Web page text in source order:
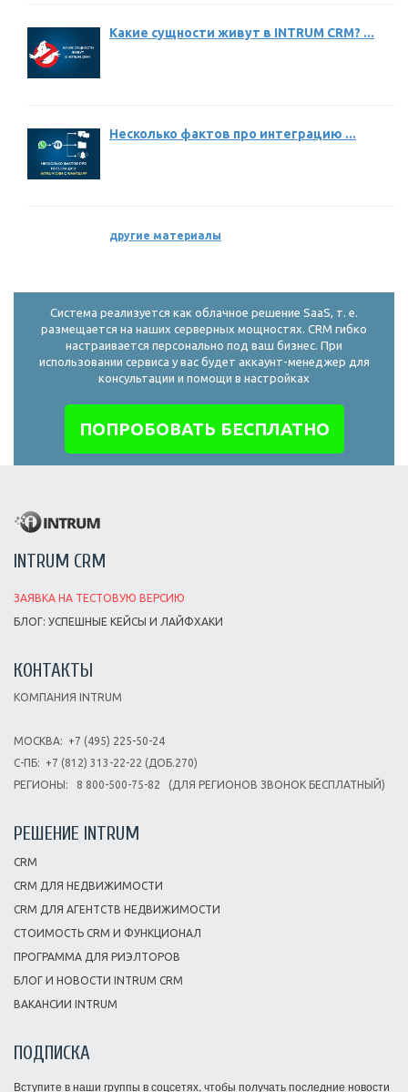
Какие сущности живут в INTRUM CRM? ...
Несколько фактов про интеграцию ...
другие материалы
Система реализуется как облачное решение SaaS, т. е.
размещается на наших серверных мощностях. CRM гибко
настраивается персонально под ваш бизнес. При
использовании сервиса у вас будет аккаунт-менеджер для
консультации и помощи в настройках
ПОПРОБОВАТЬ БЕСПЛАТНО
INTRUM CRM
ЗАЯВКА НА ТЕСТОВУЮ ВЕРСИЮ
БЛОГ: УСПЕШНЫЕ КЕЙСЫ И ЛАЙФХАКИ
КОНТАКТЫ
КОМПАНИЯ INTRUM
МОСКВА:
+7 (495) 225-50-24
С-ПБ:
+7 (812) 313-22-22 (ДОБ.270)
РЕГИОНЫ:
8 800-500-75-82 (ДЛЯ РЕГИОНОВ ЗВОНОК БЕСПЛАТНЫЙ)
РЕШЕНИЕ INTRUM
CRM
CRM ДЛЯ НЕДВИЖИМОСТИ
CRM ДЛЯ АГЕНТСТВ НЕДВИЖИМОСТИ
СТОИМОСТЬ CRM И ФУНКЦИОНАЛ
ПРОГРАММА ДЛЯ РИЭЛТОРОВ
БЛОГ И НОВОСТИ INTRUM CRM
ВАКАНСИИ INTRUM
ПОДПИСКА
Вступите в наши группы в соцсетях, чтобы получать последние новости